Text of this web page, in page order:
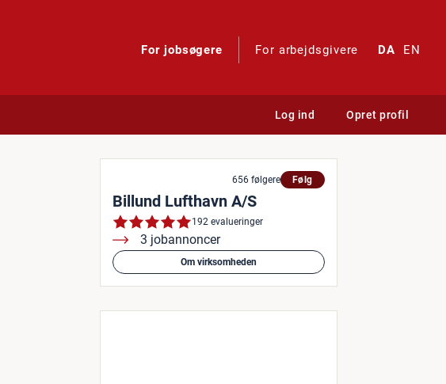
For jobsøgere For arbejdsgivere DA EN
Log ind Opret profil
på deltid til passagertjek
656 følgere Følg
Billund Lufthavn A/S
192 evalueringer
3 jobannoncer
Om virksomheden